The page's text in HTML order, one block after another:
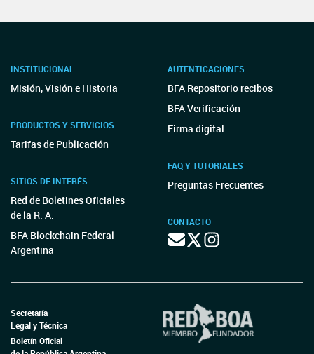
INSTITUCIONAL
Misión, Visión e Historia
PRODUCTOS Y SERVICIOS
Tarifas de Publicación
SITIOS DE INTERÉS
Red de Boletines Oficiales
de la R. A.
BFA Blockchain Federal
Argentina
AUTENTICACIONES
BFA Repositorio recibos
BFA Verificación
Firma digital
FAQ Y TUTORIALES
Preguntas Frecuentes
CONTACTO
Secretaría
Legal y Técnica
Boletín Oficial